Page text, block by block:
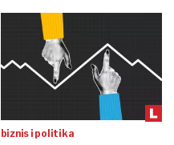
biznis i politika